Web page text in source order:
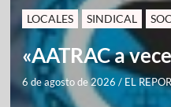
LOCALES SINDICAL
«AATRAC a
6 de agosto de 2026 / EL